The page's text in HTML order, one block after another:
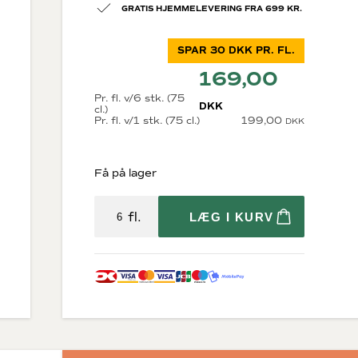
Bæredygtig vin
Store flasker
Vin i trækasser
Fine Wine
Gaveæsker til vin
GRATIS HJEMMELEVERING FRA 699 KR.
Pr. fl. v/1 stk. (75 cl.) 199,00 DKK
Pr. fl. v/6 stk. (75
cl.)
169,00
DKK
SPAR 30 DKK PR. FL.
Få på lager
fl. LÆG I KURV